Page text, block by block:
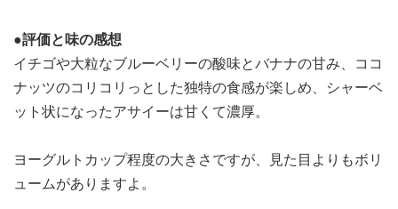
●評価と味の感想
イチゴや大粒なブルーベリーの酸味とバナナの甘み、ココ
ナッツのコリコリっとした独特の食感が楽しめ、シャーベ
ット状になったアサイーは甘くて濃厚。
ヨーグルトカップ程度の大きさですが、見た目よりもボリ
ュームがありますよ。